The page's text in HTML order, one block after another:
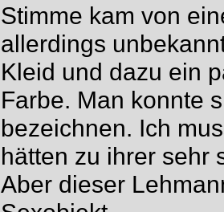
Stimme kam von
allerdings
Kleid und dazu ein
Farbe. Man konnte
bezeichnen. Ich
hätten zu ihrer sehr
Aber dieser